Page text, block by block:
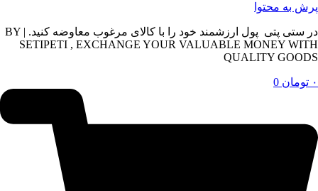
پرش به محتوا
در ستی پتی پول ارزشمند خود را با کالای مرغوب معاوضه کنید. | BY
SETIPETI , EXCHANGE YOUR VALUABLE MONEY WITH
QUALITY GOODS
۰ تومان 0